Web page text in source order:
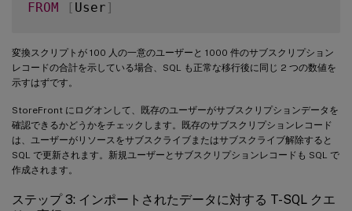
FROM
[ User ]
変換スクリプトが 100 人の一意のユーザーと 1000 件のサブスクリプション
レコードの合計を示している場合、SQL も正常な移行後に同じ 2 つの数値を
示すはずです。
StoreFront にログオンして、既存のユーザーがサブスクリプションデータを
確認できるかどうかをチェックします。既存のサブスクリプションレコード
は、ユーザーがリソースをサブスクライブまたはサブスクライブ解除すると
SQL で更新されます。新規ユーザーとサブスクリプションレコードも SQL で
作成されます。
ステップ 3: インポートされたデータに対する T-SQL クエ